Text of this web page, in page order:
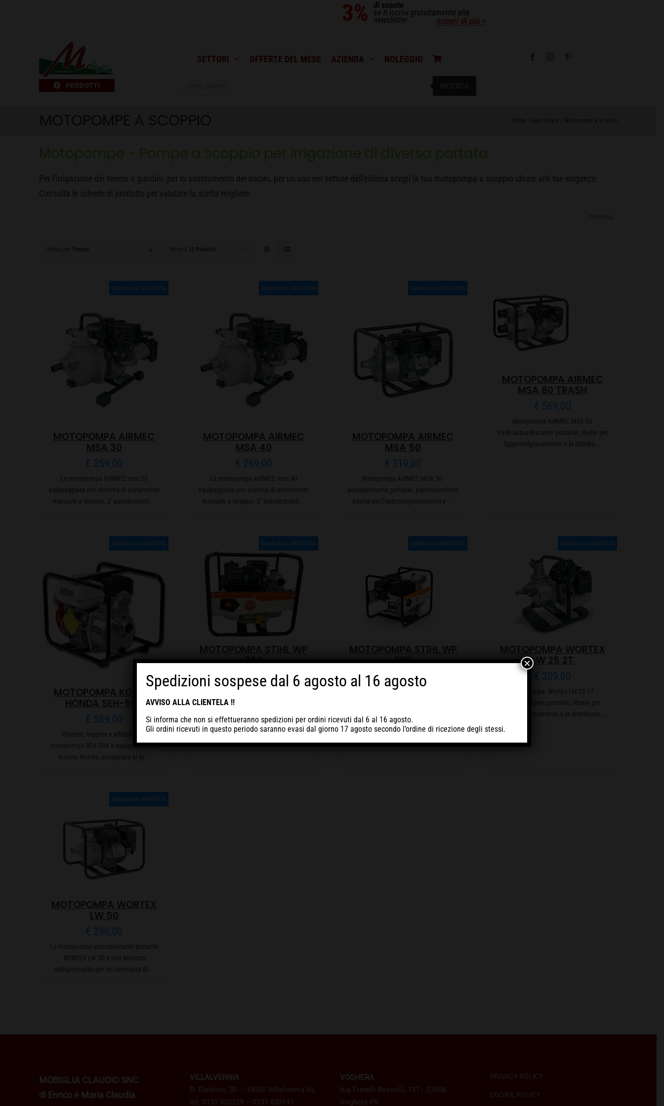
PRODOTTI
SETTORI OFFERTE DEL MESE AZIENDA NOLEGGIO
RICERCA
Motopompe - Pompe a scoppio per irrigazione di diversa portata
Per l'irrigazione dei terreni o giardini, per lo svuotamento dei bacini, per un uso nel settore dell'edilizia scegli la tua motopompa a scoppio ideale alle tue esigenze.
Consulta le schede di prodotto per valutare la scelta migliore.
Spedizione GRATUITA
MOTOPOMPA AIRMEC
MSA 30
€ 259,00
La motopompa AIRMEC msa 30
equipaggiata con sistema di avviamento
manuale a strappo. E' autodescanti...
Spedizione GRATUITA
MOTOPOMPA AIRMEC
MSA 40
€ 269,00
La motopompa AIRMEC msa 40
equipaggiata con sistema di avviamento
manuale a strappo. E’ autodescanti...
Spedizione GRATUITA
MOTOPOMPA AIRMEC
MSA 50
€ 319,00
Motopompa AIRMEC MSA 50
autoadescante portatile, particolarmente
adatta per l’approvvigionamento e ...
MOTOPOMPA AIRMEC
MSA 80 TRASH
€ 569,00
Motopompa AIRMEC MSA 80
Trash autoadescante portatile, ideale per
l'approvvigionamento e la distribu...
Spedizione GRATUITA
MOTOPOMPA KOSHIN
HONDA SEH-50X
€ 589,00
Potente, leggera e affidabile, la
motopompa SEH 50X è equipaggiata di
motore Honda, accoppiato al gr...
Spedizione GRATUITA
MOTOPOMPA STIHL WP
300
€299,00
Potente, leggera e affidabile, la
motopompa STIHL WP 300 è
po...
Spedizione GRATUITA
MOTOPOMPA STIHL WP
600
€339,00
Potente, leggera e affidabile, la
po...
Spedizione GRATUITA
MOTOPOMPA WORTEX
LW 25 2T
€ 209,00
Motopompa Wortex LW 25 2T
autoadescante portatile, ideale per
l’approvvigionamento e la distribuzio...
Spedizione GRATUITA
MOTOPOMPA WORTEX
LW 50
€ 290,00
La motopompa autoadescante portatile
WORTEX LW 50 è uno attrezzo
indispensabile per chi necessita di...
MOBIGLIA CLAUDIO SNC
di Enrico e Maria Claudia
VILLALVERNIA
D. Carbone, 30 – 15050 Villalvernia AL
tel. 0131 839329 – 0131 839141
VOGHERA
Via Fratelli Rosselli, 131– 27058
Voghera PV
PRIVACY POLICY
COOKIE POLICY
Spedizioni sospese dal 6 agosto al 16 agosto
AVVISO ALLA CLIENTELA !!
Si informa che non si effettueranno spedizioni per ordini ricevuti dal 6 al 16 agosto.
Gli ordini ricevuti in questo periodo saranno evasi dal giorno 17 agostosecondo l’ordine di ricezione degli stessi.
×